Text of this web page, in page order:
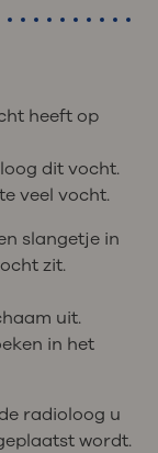
heeft op
dit vocht.
veel vocht.
slangetje in
zit.
uit.
in het
radioloog u
wordt.